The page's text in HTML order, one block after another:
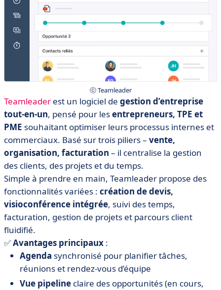
ⓒ Teamleader
Teamleader est un logiciel de gestion d’entreprise
tout-en-un, pensé pour lesentrepreneurs, TPE et
PME souhaitant optimiser leurs processus internes et
commerciaux. Basé sur trois piliers – vente,
organisation, facturation – il centralise la gestion
des clients, des projets et du temps.
Simple à prendre en main, Teamleader propose des
fonctionnalités variées : création de devis,
visioconférence intégrée, suivi des temps,
facturation, gestion de projets et parcours client
fluidifié.
✅Avantages principaux :
Agenda synchronisé pour planifier tâches,
réunions et rendez-vous d’équipe
Vue pipeline claire des opportunités (en cours,